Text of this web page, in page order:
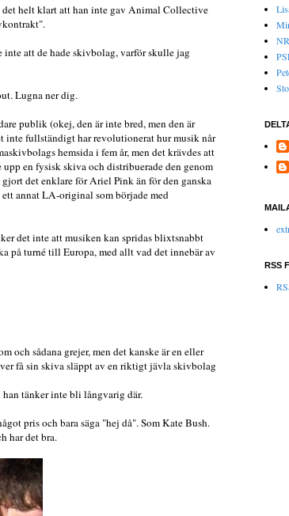
helt klart att han inte gav Animal Collective
inte att de hade skivbolag, varför skulle jag
Lugna ner dig.
publik (okej, den är inte bred, men den är
inte fullständigt har revolutionerat hur musik når
hemsida i fem år, men det krävdes att
en fysisk skiva och distribuerade den genom
det enklare för Ariel Pink än för den ganska
annat LA-original som började med
det inte att musiken kan spridas blixtsnabbt
på turné till Europa, med allt vad det innebär av
och sådana grejer, men det kanske är en eller
få sin skiva släppt av en riktigt jävla skivbolag
tänker inte bli långvarig där.
pris och bara säga "hej då". Som Kate Bush.
har det bra.
RSS